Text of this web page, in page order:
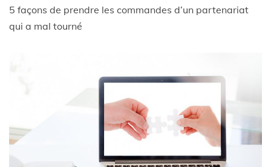
5 façons de prendre les commandes d’un partenariat
qui a mal tourné